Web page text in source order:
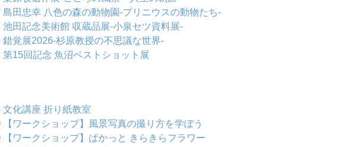
島田忠幸 八色の森の動物園-プリニウスの動物たち-
池田記念美術館 収蔵品展-小泉セツ資料展-
錯覚展2026-杉原教授の不思議な世界-
第15回記念 魚沼ベストショット展
文化講座 折り紙教室
【ワークショップ】風景写真の撮り方を学ぼう
【ワークショップ】ぱかっと きらきらフラワー